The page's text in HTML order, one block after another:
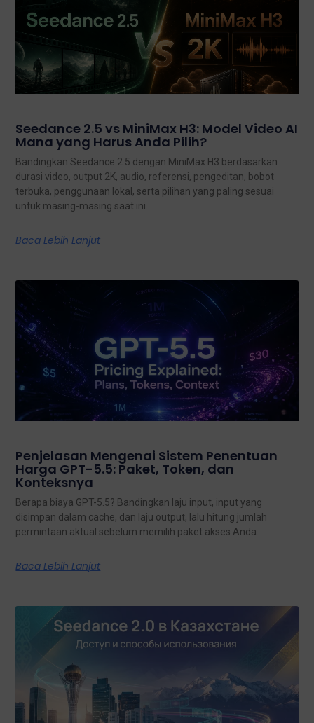
Seedance 2.5 vs MiniMax H3: Model Video AI
Mana yang Harus Anda Pilih?
Bandingkan Seedance 2.5 dengan MiniMax H3 berdasarkan
durasi video, output 2K, audio, referensi, pengeditan, bobot
terbuka, penggunaan lokal, serta pilihan yang paling sesuai
untuk masing-masing saat ini.
Baca Lebih Lanjut
Penjelasan Mengenai Sistem Penentuan
Harga GPT-5.5: Paket, Token, dan
Konteksnya
Berapa biaya GPT-5.5? Bandingkan laju input, input yang
disimpan dalam cache, dan laju output, lalu hitung jumlah
permintaan aktual sebelum memilih paket akses Anda.
Baca Lebih Lanjut